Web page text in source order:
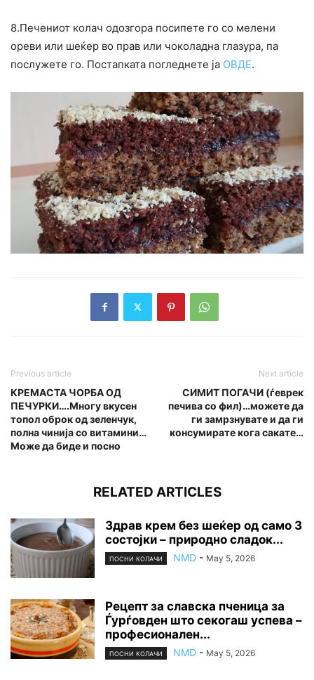
8.Печениот колач одозгора посипете го со мелени
ореви или шеќер во прав или чоколадна глазура, па
послужете го. Постапката погледнете ја ОВДЕ.
Previous article
КРЕМАСТА ЧОРБА ОД
ПЕЧУРКИ….Многу вкусен
топол оброк од зеленчук,
полна чинија со витамини…
Може да биде и посно
Next article
СИМИТ ПОГАЧИ (ѓеврек
печива со фил)…можете да
ги замрзнувате и да ги
консумирате кога сакате…
RELATED ARTICLES
Здрав крем без шеќер од само 3
состојки – природно сладок...
ПОСНИ КОЛАЧИ NMD - May 5, 2026
Рецепт за славска пченица за
Ѓурѓовден што секогаш успева –
професионален...
ПОСНИ КОЛАЧИ NMD - May 5, 2026